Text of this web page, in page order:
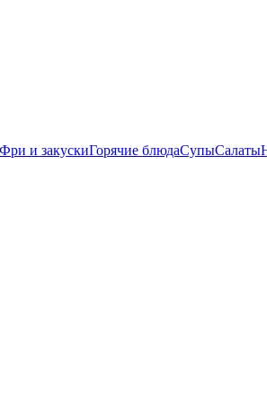
Фри и закускиГорячие блюдаСупыСалаты